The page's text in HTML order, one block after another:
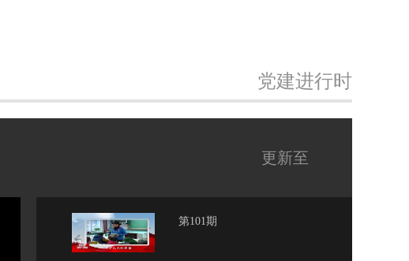
党建进行时
更新至
第101期